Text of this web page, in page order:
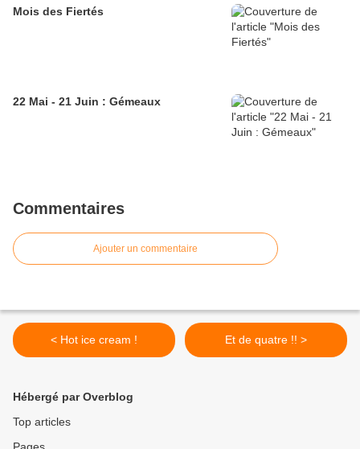
Mois des Fiertés
22 Mai - 21 Juin : Gémeaux
Commentaires
Ajouter un commentaire
< Hot ice cream ! Et de quatre !! >
Hébergé par Overblog
Top articles